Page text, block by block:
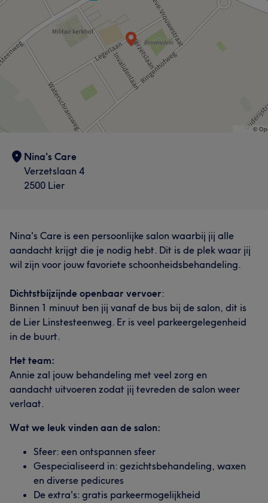
Nina's Care
Verzetslaan 4
2500 Lier
Nina's Care is een persoonlijke salon waarbij jij alle
aandacht krijgt die je nodig hebt. Dit is de plek waar jij
wil zijn voor jouw favoriete schoonheidsbehandeling.
Dichtstbijzijnde openbaar vervoer:
Binnen 1 minuut ben jij vanaf de bus bij de salon, dit is
de Lier Linstesteenweg. Er is veel parkeergelegenheid
in de buurt.
Het team:
Annie zal jouw behandeling met veel zorg en
aandacht uitvoeren zodat jij tevreden de salon weer
verlaat.
Wat we leuk vinden aan de salon:
Sfeer: een ontspannen sfeer
Gespecialiseerd in: gezichtsbehandeling, waxen
en diverse pedicures
De extra's: gratis parkeermogelijkheid